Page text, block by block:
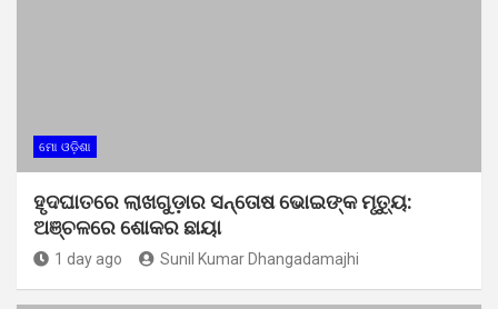
ମୋ ଓଡ଼ିଶା
ହୃଦଘାତରେ ଲାଖଗୁଡ଼ାର ସନ୍ତୋଷ ଭୋଇଙ୍କ ମୃତ୍ୟୁ:
ଅଞ୍ଚଳରେ ଶୋକର ଛାୟା
1 day ago Sunil Kumar Dhangadamajhi